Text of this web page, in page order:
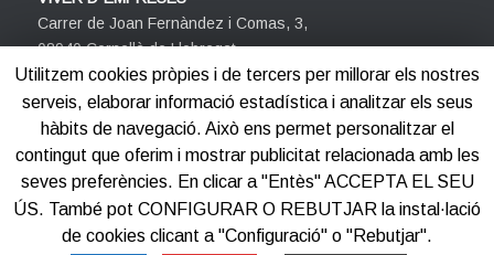
Carrer de Joan Fernàndez i Comas, 3,
08940 Cornellà de Llobregat
Barcelona
Telèfon: 93 474 80 42
Utilitzem cookies pròpies i de tercers per millorar els nostres
serveis, elaborar informació estadística i analitzar els seus
hàbits de navegació. Això ens permet personalitzar el
contingut que oferim i mostrar publicitat relacionada amb les
seves preferències. En clicar a "Entès" ACCEPTA EL SEU
ÚS. També pot CONFIGURAR O REBUTJAR la instal·lació
de cookies clicant a "Configuració" o "Rebutjar".